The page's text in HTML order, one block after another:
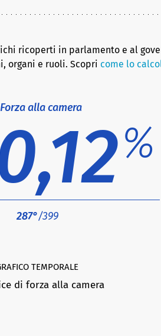
ricoperti in parlamento e al
organi e ruoli. Scopri come lo
Forza alla camera
%
287°/399
TEMPORALE
di forza alla camera